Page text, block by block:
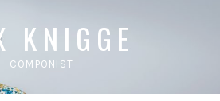
KNIGGE
COMPONIST